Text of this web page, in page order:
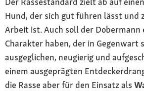
Hund, der sich gut führen lässt und
Arbeit ist. Auch soll der
Charakter haben, der in Gegenwart
ausgeglichen, neugierig und
einem ausgeprägten
die Rasse aber für den Einsatz als